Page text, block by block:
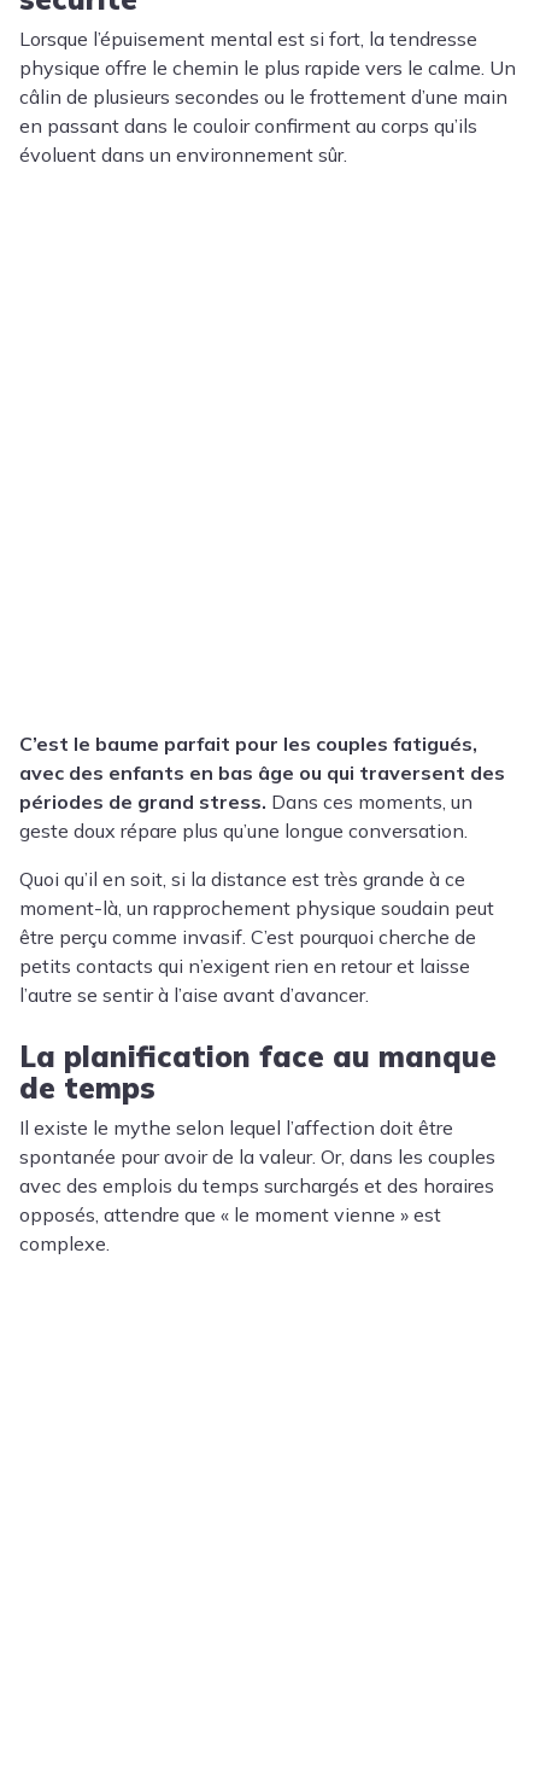
Lorsque l’épuisement mental est si fort, la tendresse
physique offre le chemin le plus rapide vers le calme. Un
câlin de plusieurs secondes ou le frottement d’une main
en passant dans le couloir confirment au corps qu’ils
évoluent dans un environnement sûr.
C’est le baume parfait pour les couples fatigués,
avec des enfants en bas âge ou qui traversent des
périodes de grand stress. Dans ces moments, un
geste doux répare plus qu’une longue conversation.
Quoi qu’il en soit, si la distance est très grande à ce
moment-là, un rapprochement physique soudain peut
être perçu comme invasif. C’est pourquoi cherche de
petits contacts qui n’exigent rien en retour et laisse
l’autre se sentir à l’aise avant d’avancer.
La planification face au manque
de temps
Il existe le mythe selon lequel l’affection doit être
spontanée pour avoir de la valeur. Or, dans les couples
avec des emplois du temps surchargés et des horaires
opposés, attendre que « le moment vienne » est
complexe.